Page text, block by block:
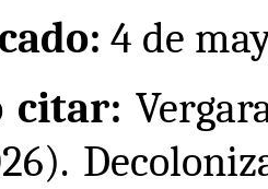
4 de
citar: